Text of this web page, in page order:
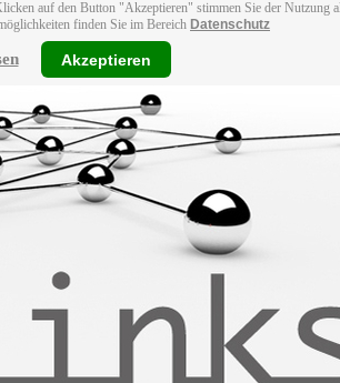
auf den Button "Akzeptieren" stimmen Sie der Nutzung
finden Sie im Bereich Datenschutz
Akzeptieren